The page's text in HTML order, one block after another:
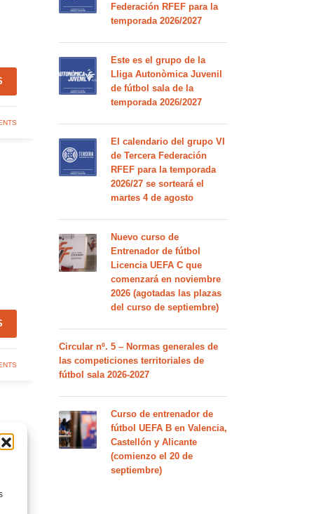
Federación RFEF para la
temporada 2026/2027
Este es el grupo de la
Lliga Autonòmica Juvenil
de fútbol sala de la
temporada 2026/2027
El calendario del grupo VI
de Tercera Federación
RFEF para la temporada
2026/27 se sorteará el
martes 4 de agosto
Nuevo curso de
Entrenador de fútbol
Licencia UEFA C que
comenzará en noviembre
2026 (agotadas las plazas
del curso de septiembre)
Circular nº. 5 – Normas generales de
las competiciones territoriales de
fútbol sala 2026-2027
Curso de entrenador de
fútbol UEFA B en Valencia,
Castellón y Alicante
(comienzo el 20 de
septiembre)